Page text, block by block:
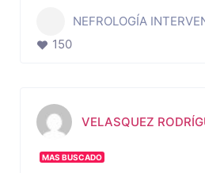
NEFROLOGÍA
150
VELASQUEZ
MAS BUSCADO